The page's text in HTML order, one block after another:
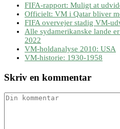
FIFA-rapport: Muligt at
Officielt: VM i Qatar bliver
FIFA overvejer stadig VM-
Alle sydamerikanske lande
2022
VM-holdanalyse 2010: USA
VM-historie: 1930-1958
Skriv en kommentar